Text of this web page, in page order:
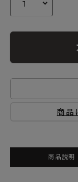
商品
商品説明